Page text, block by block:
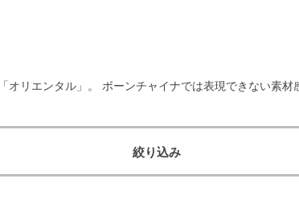
リエンタル」。 ボーンチャイナでは表現できない素材
絞り込み